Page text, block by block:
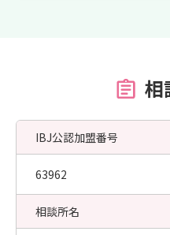
相
IBJ公認加盟番号
63962
相談所名